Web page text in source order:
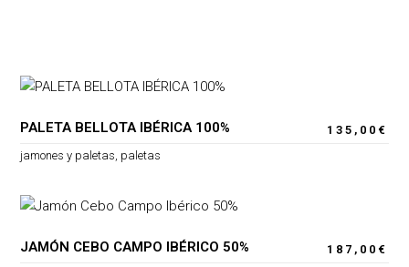
PALETA BELLOTA IBÉRICA 100% 135,00 €
jamones y paletas, paletas
JAMÓN CEBO CAMPO IBÉRICO 50% 187,00 €